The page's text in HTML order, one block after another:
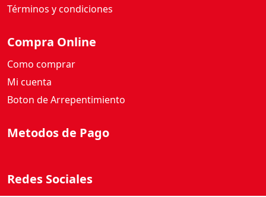
Términos y condiciones
Compra Online
Como comprar
Mi cuenta
Boton de Arrepentimiento
Metodos de Pago
Redes Sociales